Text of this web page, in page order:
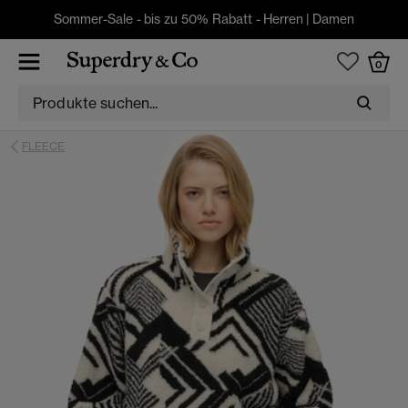
Sommer-Sale - bis zu 50% Rabatt - Herren | Damen
0
FLEECE